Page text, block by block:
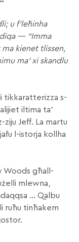
u f’leħinha
— “Imma
ma kienet tlissen,
ma’ xi skandlu
tikkaratterizza s-
iltima ta’
Jeff. La martu
l-istorja kollha
Woods għall-
mlewna,
… Qalbu
ruħu tinħakem